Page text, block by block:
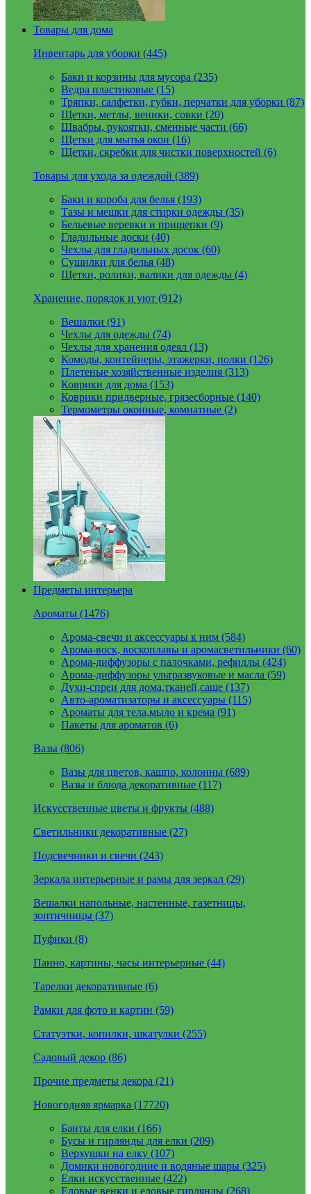
Товары для дома
Инвентарь для уборки (445)
Баки и корзины для мусора (235)
Ведра пластиковые (15)
Тряпки, салфетки, губки, перчатки для уборки (87)
Щетки, метлы, веники, совки (20)
Швабры, рукоятки, сменные части (66)
Щетки для мытья окон (16)
Щетки, скребки для чистки поверхностей (6)
Товары для ухода за одеждой (389)
Баки и короба для белья (193)
Тазы и мешки для стирки одежды (35)
Бельевые веревки и прищепки (9)
Гладильные доски (40)
Чехлы для гладильных досок (60)
Сушилки для белья (48)
Щетки, ролики, валики для одежды (4)
Хранение, порядок и уют (912)
Вешалки (91)
Чехлы для одежды (74)
Чехлы для хранения одеял (13)
Комоды, контейнеры, этажерки, полки (126)
Плетеные хозяйственные изделия (313)
Коврики для дома (153)
Коврики придверные, грязесборные (140)
Термометры оконные, комнатные (2)
Предметы интерьера
Ароматы (1476)
Арома-свечи и аксессуары к ним (584)
Арома-воск, воскоплавы и аромасветильники (60)
Арома-диффузоры с палочками, рефиллы (424)
Арома-диффузоры ультразвуковые и масла (59)
Духи-спреи для дома,тканей,саше (137)
Авто-ароматизаторы и аксессуары (115)
Ароматы для тела,мыло и крема (91)
Пакеты для ароматов (6)
Вазы (806)
Вазы для цветов, кашпо, колонны (689)
Вазы и блюда декоративные (117)
Искусственные цветы и фрукты (488)
Светильники декоративные (27)
Подсвечники и свечи (243)
Зеркала интерьерные и рамы для зеркал (29)
Вешалки напольные, настенные, газетницы,
зонтичницы (37)
Пуфики (8)
Панно, картины, часы интерьерные (44)
Тарелки декоративные (6)
Рамки для фото и картин (59)
Статуэтки, копилки, шкатулки (255)
Садовый декор (86)
Прочие предметы декора (21)
Новогодняя ярмарка (17720)
Банты для елки (166)
Бусы и гирлянды для елки (209)
Верхушки на елку (107)
Домики новогодние и водяные шары (325)
Елки искусственные (422)
Еловые венки и еловые гирлянды (268)